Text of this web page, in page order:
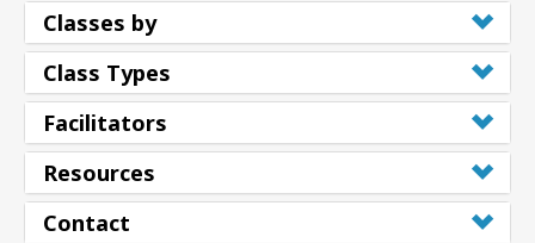
Classes by
Class Types
Facilitators
Resources
Contact